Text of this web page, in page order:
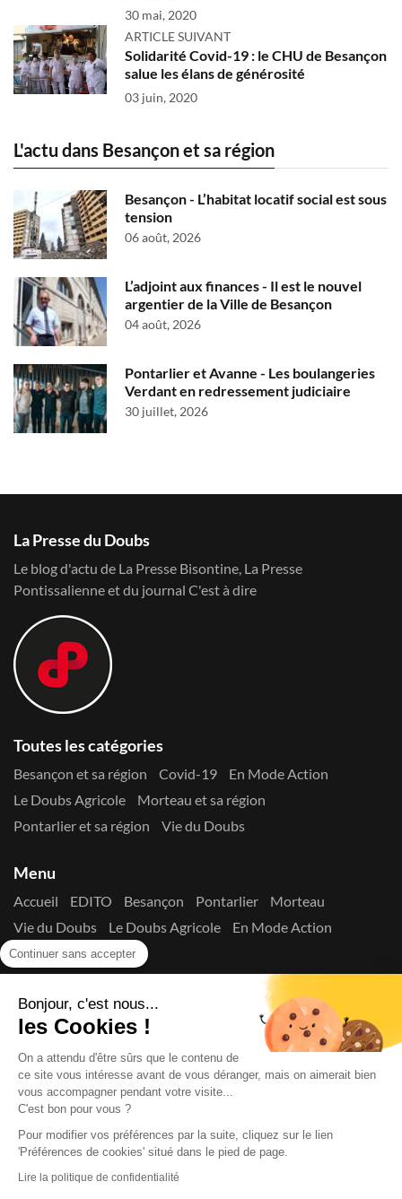
Continuer sans accepter
Bonjour, c'est nous...
les Cookies !
On a attendu d'être sûrs que le contenu de
ce site vous intéresse avant de vous déranger, mais on aimerait bien
vous accompagner pendant votre visite...
C'est bon pour vous ?
Pour modifier vos préférences par la suite, cliquez sur le lien
'Préférences de cookies' situé dans le pied de page.
Lire la politique de confidentialité
30 mai, 2020
ARTICLE SUIVANT
Solidarité Covid-19 : le CHU de Besançon
salue les élans de générosité
03 juin, 2020
L'actu dans Besançon et sa région
Besançon - L’habitat locatif social est sous
tension
06 août, 2026
L’adjoint aux finances - Il est le nouvel
argentier de la Ville de Besançon
04 août, 2026
Pontarlier et Avanne - Les boulangeries
Verdant en redressement judiciaire
30 juillet, 2026
La Presse du Doubs
Le blog d'actu de La Presse Bisontine, La Presse
Pontissalienne et du journal C'est à dire
Toutes les catégories
Besançon et sa région Covid-19
En Mode Action
Le Doubs Agricole
Morteau et sa région
Pontarlier et sa région
Vie du Doubs
Menu
Accueil EDITO Besançon Pontarlier
Morteau
Vie du Doubs
Le Doubs Agricole
En Mode Action
Contactez-nous !
Suivez-nous sur les réseaux
Copyright © 2026 La Presse du Doubs
2725-8165 - N° de commission paritaire : 1125 Y 94392
Données Personnelles
Mentions Légales